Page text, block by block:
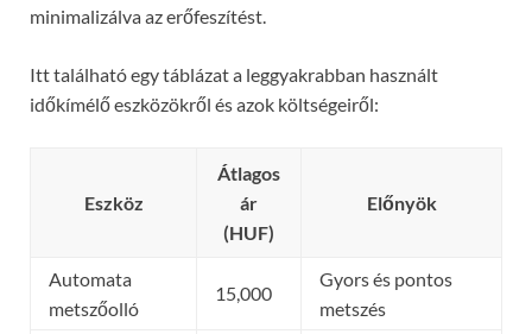
minimalizálva az erőfeszítést.
Itt található egy táblázat a leggyakrabban használt
időkímélő eszközökről és azok költségeiről:
Eszköz
Átlagos
ár
(HUF)
Előnyök
Automata
metszőolló
15,000
Gyors és pontos
metszés